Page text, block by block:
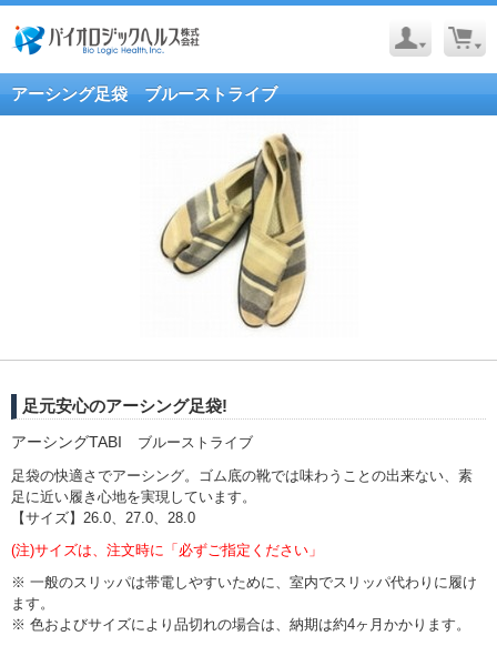
アーシング足袋 ブルーストライブ
足元安心のアーシング足袋!
アーシングTABI ブルーストライブ
足袋の快適さでアーシング。ゴム底の靴では味わうことの出来ない、素
足に近い履き心地を実現しています。
【サイズ】26.0、27.0、28.0
(注)サイズは、注文時に「必ずご指定ください」
※ 一般のスリッパは帯電しやすいために、室内でスリッパ代わりに履け
ます。
※ 色およびサイズにより品切れの場合は、納期は約4ヶ月かかります。